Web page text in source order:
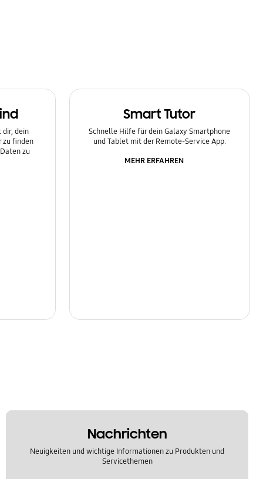
dir, dein
zu finden
zu
Smart Tutor
Schnelle Hilfe für dein Galaxy Smartphone
und Tablet mit der Remote-Service App.
MEHR ERFAHREN
Nachrichten
Neuigkeiten und wichtige Informationen zu Produkten und
Servicethemen